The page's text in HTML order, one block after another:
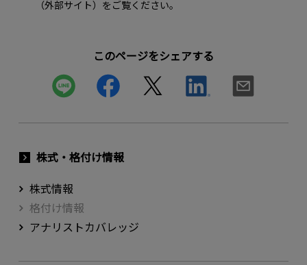
（外部サイト）をご覧ください。
このページをシェアする
株式・格付け情報
株式情報
格付け情報
アナリストカバレッジ